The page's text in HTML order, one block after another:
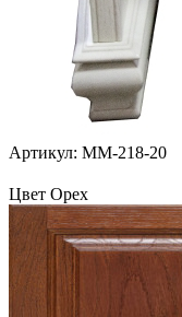
Артикул: ММ-218-20
Цвет Орех